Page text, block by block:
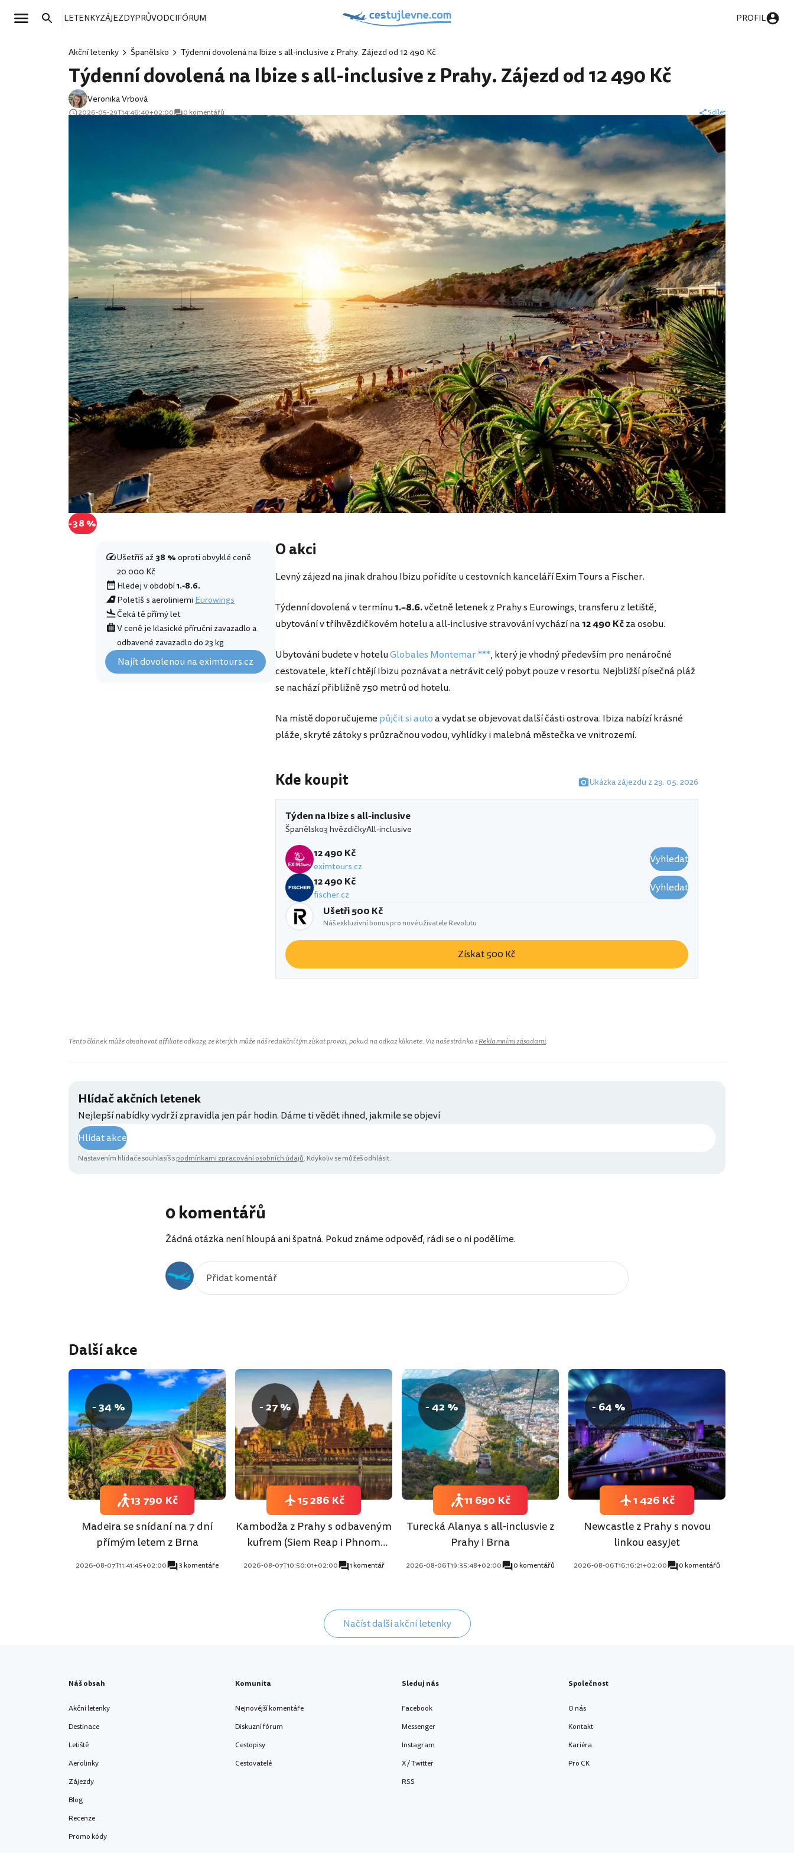
LETENKYZÁJEZDYPRŮVODCIFÓRUM PROFIL
Akční letenky Španělsko Týdenní dovolená na Ibize s all-inclusive z Prahy. Zájezd od 12 490 Kč
Týdenní dovolená na Ibize s all-inclusive z Prahy. Zájezd od 12 490 Kč
Veronika Vrbová
2026-05-29T14:46:40+02:00 0 komentářů Sdílet
-38 %
Ušetříš až38 %oproti obvyklé ceně
20 000 Kč
Hledej v období1.-8.6.
Poletíš s aeroliniemiEurowings
Čeká tě přímý let
V ceně je klasické příruční zavazadlo a
odbavené zavazadlo do 23 kg
Najít dovolenou na eximtours.cz
O akci
Levný zájezd na jinak drahou Ibizu pořídíte u cestovních kanceláří Exim Tours a Fischer.
Týdenní dovolená v termínu1.–8.6.včetně letenek z Prahy s Eurowings, transferu z letiště,
ubytování v tříhvězdičkovém hotelu a all-inclusive stravování vychází na12 490 Kčza osobu.
Ubytováni budete v hoteluGlobales Montemar ***, který je vhodný především pro nenáročné
cestovatele, kteří chtějí Ibizu poznávat a netrávit celý pobyt pouze v resortu. Nejbližší písečná pláž
se nachází přibližně 750 metrů od hotelu.
Na místě doporučujeme půjčit si autoa vydat se objevovat další části ostrova. Ibiza nabízí krásné
pláže, skryté zátoky s průzračnou vodou, vyhlídky i malebná městečka ve vnitrozemí.
Kde koupit Ukázka zájezdu z 29. 05. 2026
Týden na Ibize s all-inclusive
Španělsko3 hvězdičkyAll-inclusive
12 490 Kč
eximtours.cz
Vyhledat
12 490 Kč
fischer.cz
Vyhledat
Ušetři 500 Kč
Náš exkluzivní bonus pro nové uživatele Revolutu
Získat 500 Kč
Tento článek může obsahovat affiliate odkazy, ze kterých může náš redakční tým získat provizi, pokud na odkaz kliknete. Viz naše stránka sReklamními zásadami.
Hlídač akčních letenek
Nejlepší nabídky vydrží zpravidla jen pár hodin. Dáme ti vědět ihned, jakmile se objeví
Hlídat akce
Nastavením hlídače souhlasíš spodmínkami zpracování osobních údajů. Kdykoliv se můžeš odhlásit.
0 komentářů
Žádná otázka není hloupá ani špatná. Pokud známe odpověď, rádi se o ni podělíme.
Další akce
- 34 %
Madeira se snídaní na 7 dní
přímým letem z Brna
2026-08-07T11:41:45+02:00 3 komentáře
13 790 Kč
- 27 %
Kambodža z Prahy s odbaveným
kufrem (Siem Reap i Phnom
2026-08-07T10:50:01+02:00 1 komentář
15 286 Kč
- 42 %
Turecká Alanya s all-inclusvie z
Prahy i Brna
2026-08-06T19:35:48+02:00 0 komentářů
11 690 Kč
- 64 %
Newcastle z Prahy s novou
linkou easyJet
2026-08-06T16:16:21+02:00 0 komentářů
1 426 Kč
Načíst další akční letenky
Náš obsah
Akční letenky
Destinace
Letiště
Aerolinky
Zájezdy
Blog
Recenze
Promo kódy
Komunita
Nejnovější komentáře
Diskuzní fórum
Cestopisy
Cestovatelé
Sleduj nás
Facebook
Messenger
Instagram
X / Twitter
RSS
Společnost
O nás
Kontakt
Kariéra
Pro CK